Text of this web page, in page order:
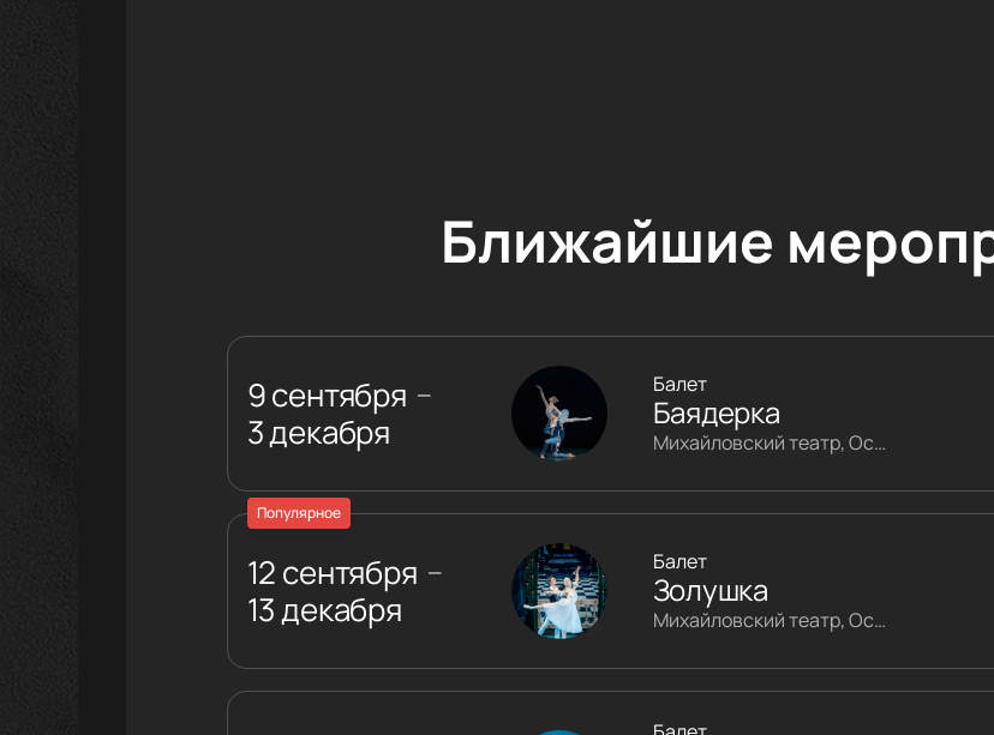
Ближайшие
9 сентября —
3 декабря
Балет
Баядерка
Михайловский театр, Основная сцена
Популярное
12 сентября —
13 декабря
Балет
Золушка
Михайловский театр, Основная сцена